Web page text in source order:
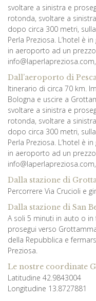
svoltare a sinistra e
rotonda, svoltare a
dopo circa 300 metri,
Perla Preziosa. L’hotel è
in aeroporto ad un
Dall’aeroporto di
Itinerario di circa 70 km.
Bologna e uscire a
svoltare a sinistra e
rotonda, svoltare a
dopo circa 300 metri,
Perla Preziosa. L’hotel è
in aeroporto ad un
Dalla stazione di
Percorrere Via Crucioli e
Dalla stazione di San
A soli 5 minuti in auto o in
prosegui verso
della Repubblica e
Preziosa.
Le nostre coordinate
Latitudine 42.9843004
Longitudine 13.8727881